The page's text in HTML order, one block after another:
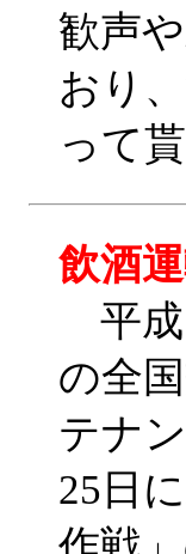
歓声
おり
って
飲酒
平成
の全
テナ
25日